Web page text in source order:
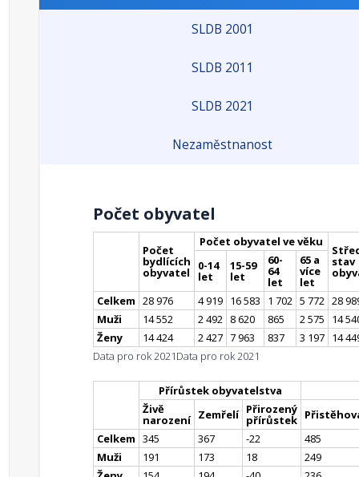
SLDB 2001
SLDB 2011
SLDB 2021
Nezaměstnanost
Počet obyvatel
Počet
bydlících
obyvatel
Počet obyvatel ve věku
stav
0-14
let
15-59
let
60-
64
let
65 a
více
let
Celkem 28 976 4 919 16 583 1 702 5 772 28
Muži
14 552 2 492 8 620 865 2 575
14
Ženy
14 424 2 427 7 963 837 3 197 14
Data pro rok 2021Data pro rok 2021
Přírůstek obyvatelstva
Živě
narození Zemřelí Přirozený
přírůstek
Celkem 345 367 -22
485
Muži
191 173 18
249